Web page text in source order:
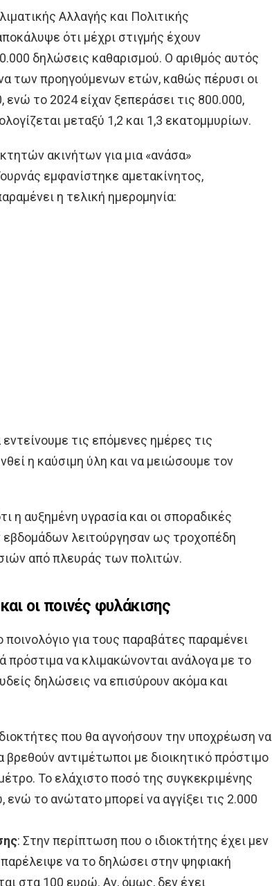
Αλλαγής και Πολιτικής
ότι μέχρι στιγμής έχουν
δηλώσεις καθαρισμού. Ο αριθμός αυτός
των προηγούμενων ετών, καθώς πέρυσι οι
το 2024 είχαν ξεπεράσει τις 800.000,
μεταξύ 1,2 και 1,3 εκατομμυρίων.
ακινήτων για μια «ανάσα»
εμφανίστηκε αμετακίνητος,
η τελική ημερομηνία:
τις επόμενες ημέρες τις
η καύσιμη ύλη και να μειώσουμε τον
η αυξημένη υγρασία και οι σποραδικές
λειτούργησαν ως τροχοπέδη
από πλευράς των πολιτών.
οι ποινές φυλάκισης
για τους παραβάτες παραμένει
πρόστιμα να κλιμακώνονται ανάλογα με το
δηλώσεις να επισύρουν ακόμα και
που θα αγνοήσουν την υποχρέωση να
βρεθούν αντιμέτωποι με διοικητικό πρόστιμο
Το ελάχιστο ποσό της συγκεκριμένης
το ανώτατο μπορεί να αγγίξει τις 2.000
: Στην περίπτωση που ο ιδιοκτήτης έχει μεν
να το δηλώσει στην ψηφιακή
στα 100 ευρώ. Αν, όμως, δεν έχει